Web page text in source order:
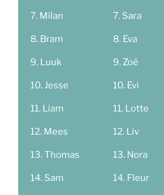
Milan
Bram
Luuk
Jesse
Liam
Mees
Thomas
Sam
Sara
Eva
Zoë
Evi
Lotte
Liv
Nora
Fleur